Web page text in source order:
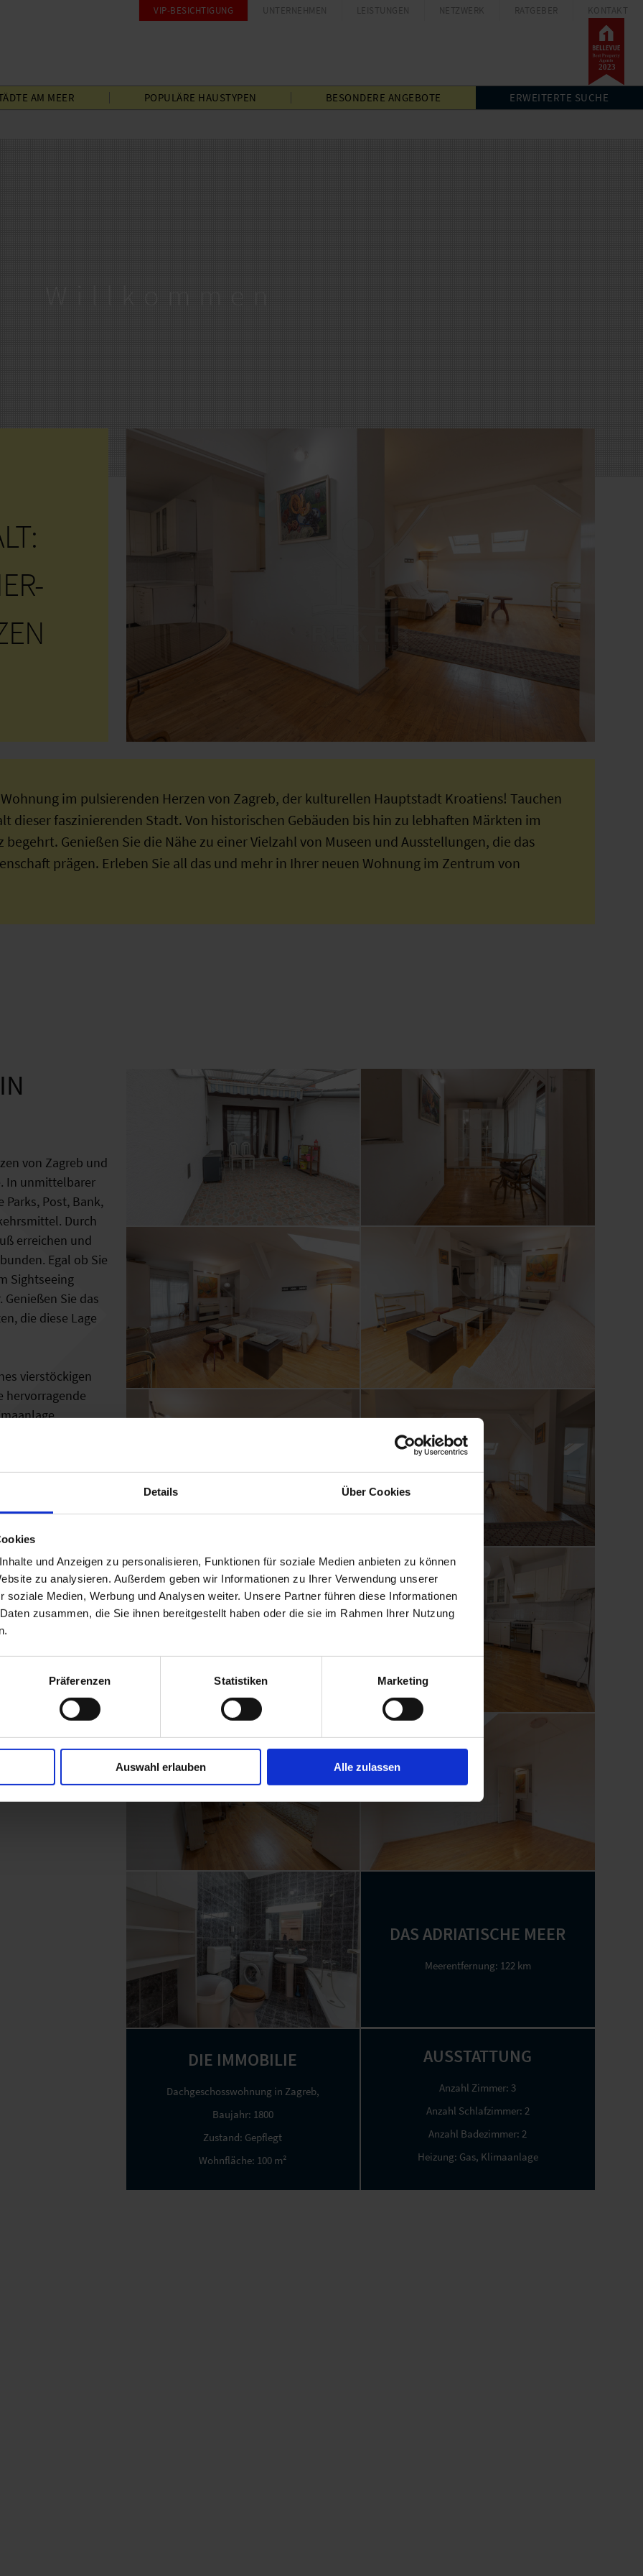
Details Über Cookies
und Anzeigen zu personalisieren, Funktionen für soziale Medien anbieten zu können
zu analysieren. Außerdem geben wir Informationen zu Ihrer Verwendung unserer
soziale Medien, Werbung und Analysen weiter. Unsere Partner führen diese Informationen
zusammen, die Sie ihnen bereitgestellt haben oder die sie im Rahmen Ihrer Nutzung
Präferenzen Statistiken Marketing
Auswahl erlauben Alle zulassen
VIP-BESICHTIGUNG UNTERNEHMEN LEISTUNGEN NETZWERK RATGEBER KONTAKT
AM MEER POPULÄRE HAUSTYPEN BESONDERE ANGEBOTE ERWEITERTE SUCHE
im pulsierenden Herzen von Zagreb, der kulturellen Hauptstadt Kroatiens! Tauchen
dieser faszinierenden Stadt. Von historischen Gebäuden bis hin zu lebhaften Märkten im
begehrt. Genießen Sie die Nähe zu einer Vielzahl von Museen und Ausstellungen, die das
prägen. Erleben Sie all das und mehr in Ihrer neuen Wohnung im Zentrum von
von Zagreb und
In unmittelbarer
Post, Bank,
Durch
erreichen und
Egal ob Sie
Sightseeing
Sie das
die diese Lage
vierstöckigen
hervorragende
es derzeit
um den
bietet viel
offene
mit Esszimmer,
Der
Teil der Stadt
DAS ADRIATISCHE MEER
Meerentfernung: 122 km
DIE IMMOBILIE
Dachgeschosswohnung in Zagreb,
Baujahr: 1800
Zustand: Gepflegt
Wohnfläche: 100 m²
AUSSTATTUNG
Anzahl Zimmer: 3
Anzahl Schlafzimmer: 2
Anzahl Badezimmer: 2
Heizung: Gas, Klimaanlage